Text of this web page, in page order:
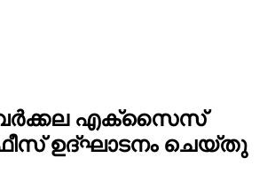
വർക്കല എക്സൈസ്
ഉദ്ഘാടനം ചെയ്തു